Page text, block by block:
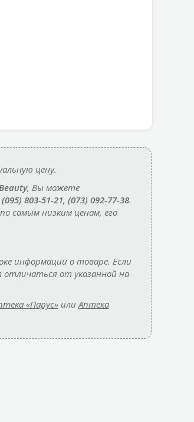
цену.
, Вы можете
803-51-21, (073) 092-77-38.
самым низким ценам, его
информации о товаре. Если
от указанной на
«Парус»или Аптека